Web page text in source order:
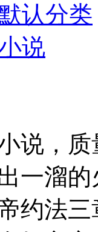
认分类
说
说，
一溜
约法